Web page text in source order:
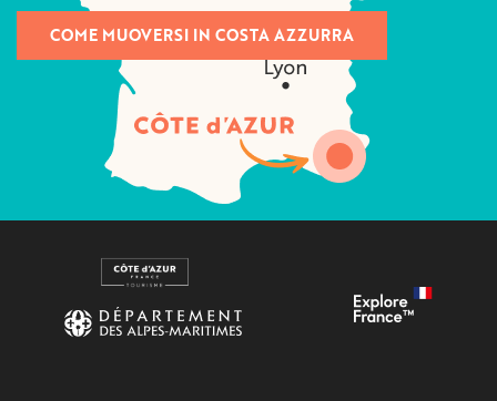
COME MUOVERSI IN COSTA AZZURRA